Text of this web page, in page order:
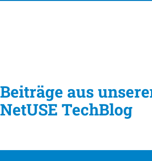
Beiträge aus
NetUSE TechBlog